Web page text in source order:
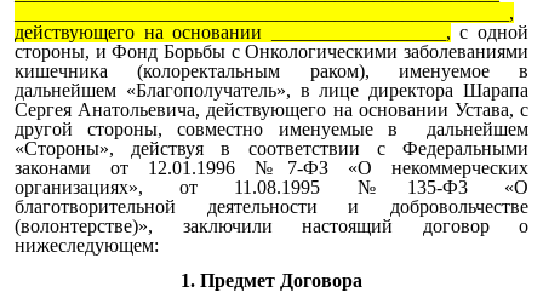
___________________________________________________,
действующего на основании __________________, с одной
стороны, и Фонд Борьбы с Онкологическими заболеваниями
кишечника (колоректальным раком), именуемое в
дальнейшем «Благополучатель», в лице директора Шарапа
Сергея Анатольевича, действующего на основании Устава, с
другой стороны, совместно именуемые в дальнейшем
«Стороны», действуя в соответствии с Федеральными
законами от 12.01.1996 №7-ФЗ «О некоммерческих
организациях», от 11.08.1995 №135-Ф3 «О
благотворительной деятельности и добровольчестве
(волонтерстве)», заключили настоящий договор о
нижеследующем:
1. Предмет Договора